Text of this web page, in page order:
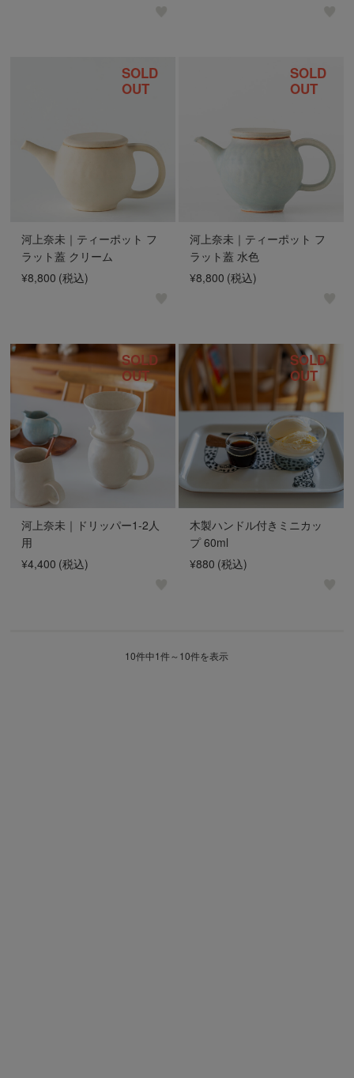
河上奈未｜ティーポット フ
ラット蓋 クリーム
¥8,800 (税込)
SOLD
OUT
河上奈未｜ティーポット フ
ラット蓋 水色
¥8,800 (税込)
SOLD
OUT
河上奈未｜ドリッパー1-2人
用
¥4,400 (税込)
SOLD
OUT
木製ハンドル付きミニカッ
プ 60ml
¥880 (税込)
SOLD
OUT
10件中1件～10件を表示